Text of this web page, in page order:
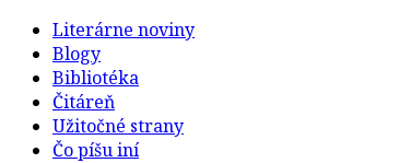
Literárne noviny
Blogy
Bibliotéka
Čitáreň
Užitočné strany
Čo píšu iní